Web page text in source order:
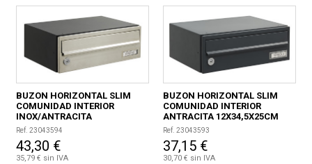
BUZON HORIZONTAL SLIM
COMUNIDAD INTERIOR
INOX/ANTRACITA
12X34,5X25CM
Ref. 23043594
43,30 €
35,79 € sin IVA
BUZON HORIZONTAL SLIM
COMUNIDAD INTERIOR
ANTRACITA 12X34,5X25CM
Ref. 23043593
37,15 €
30,70 € sin IVA